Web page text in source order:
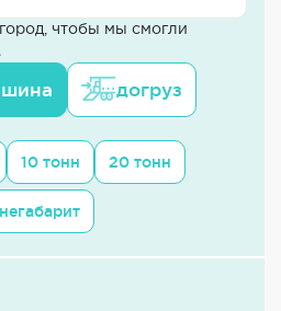
чтобы мы смогли
догруз
10 тонн 20 тонн
негабарит